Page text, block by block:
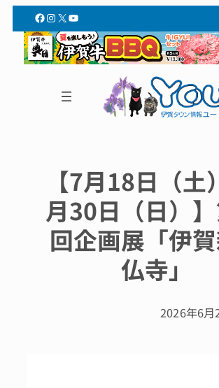
Facebook
Instagram
X YouTube
【7月18日（土
月30日（日）
回企画展「伊
仏寺」
2026年6月